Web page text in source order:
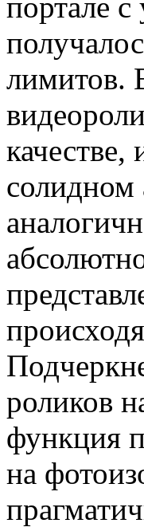
лимитов.
качестве,
солидном
роликов
функция
на